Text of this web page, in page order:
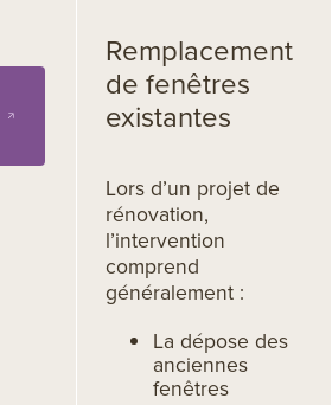
Remplacement
de fenêtres
existantes
Lors d’un projet de
rénovation,
l’intervention
comprend
généralement :
La dépose des
anciennes
fenêtres